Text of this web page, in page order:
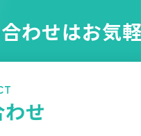
わせはお気
せ